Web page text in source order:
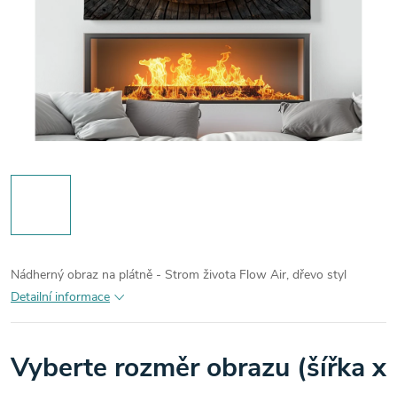
Nádherný obraz na plátně - Strom života Flow Air, dřevo styl
Detailní informace
Vyberte rozměr obrazu (šířka x